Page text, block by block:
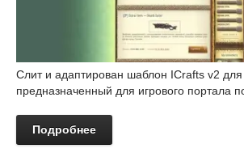
Слит и адаптирован шаблон ICrafts v2
предназначенный для игрового портала
Подробнее